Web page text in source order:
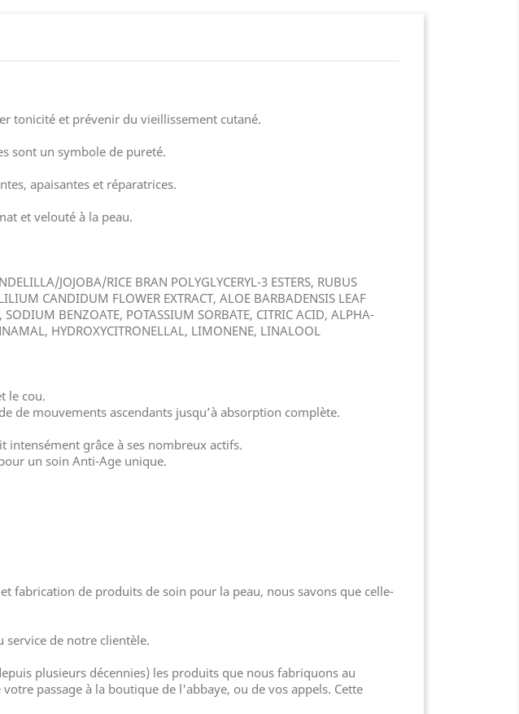
et prévenir du vieillissement cutané.
sont un symbole de pureté.
apaisantes et réparatrices.
et velouté à la peau.
JOJOBA/RICE BRAN POLYGLYCERYL-3 ESTERS, RUBUS
CANDIDUM FLOWER EXTRACT, ALOE BARBADENSIS LEAF
BENZOATE, POTASSIUM SORBATE, CITRIC ACID, ALPHA-
HYDROXYCITRONELLAL, LIMONENE, LINALOOL
le cou.
de mouvements ascendants jusqu’à absorption complète.
intensément grâce à ses nombreux actifs.
un soin Anti-Age unique.
fabrication de produits de soin pour la peau, nous savons que celle-
de notre clientèle.
plusieurs décennies) les produits que nous fabriquons au
passage à la boutique de l'abbaye, ou de vos appels. Cette